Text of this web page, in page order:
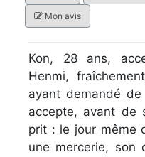
Mon avis
Kon, 28 ans,
Henmi,
ayant demandé
accepte, avant de
prit : le jour même
une mercerie, son